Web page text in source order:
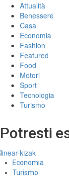
Attualità
Benessere
Casa
Economia
Fashion
Featured
Food
Motori
Sport
Tecnologia
Turismo
Potresti
Economia
Turismo